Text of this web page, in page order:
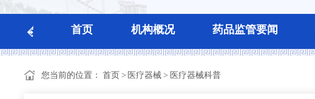
首页 机构概况 药品监管要闻
您当前的位置： 首页 > 医疗器械> 医疗器械科普